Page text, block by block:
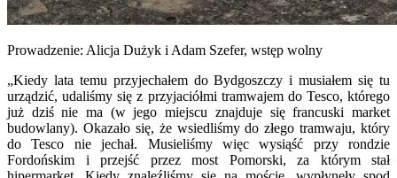
Prowadzenie: Alicja Dużyk i Adam Szefer, wstęp wolny
„Kiedy lata temu przyjechałem do Bydgoszczy i musiałem się tu
urządzić, udaliśmy się z przyjaciółmi tramwajem do Tesco, którego
już dziś nie ma (w jego miejscu znajduje się francuski market
budowlany). Okazało się, że wsiedliśmy do złego tramwaju, który
do Tesco nie jechał. Musieliśmy więc wysiąść przy rondzie
Fordońskim i przejść przez most Pomorski, za którym stał